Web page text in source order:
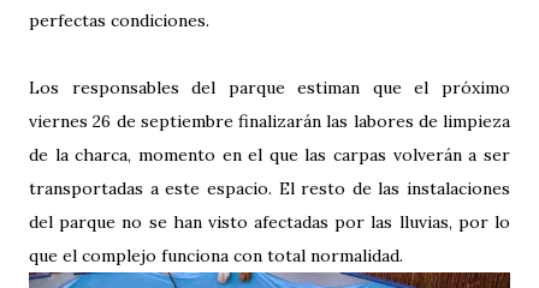
perfectas condiciones.
Los responsables del parque estiman que el próximo
viernes 26 de septiembre finalizarán las labores de limpieza
de la charca, momento en el que las carpas volverán a ser
transportadas a este espacio. El resto de las instalaciones
del parque no se han visto afectadas por las lluvias, por lo
que el complejo funciona con total normalidad.